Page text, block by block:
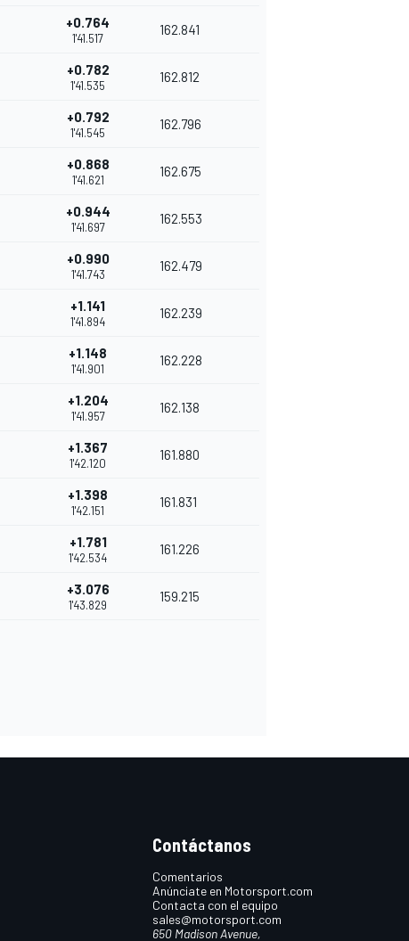
+0.764
1'41.517
162.841
+0.782
1'41.535
162.812
+0.792
1'41.545
162.796
+0.868
1'41.621
162.675
+0.944
1'41.697
162.553
+0.990
1'41.743
162.479
+1.141
1'41.894
162.239
+1.148
1'41.901
162.228
+1.204
1'41.957
162.138
+1.367
1'42.120
161.880
+1.398
1'42.151
161.831
+1.781
1'42.534
161.226
+3.076
1'43.829
159.215
Contáctanos
Comentarios
Anúnciate en Motorsport.com
Contacta con el equipo
sales@motorsport.com
650 Madison Avenue,